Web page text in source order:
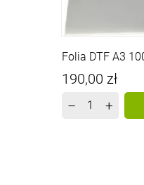
Folia DTF A3
Cena
190,00 zł
– +